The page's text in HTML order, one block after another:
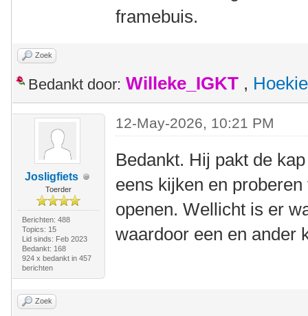
framebuis.
Zoek
Bedankt door: Willeke_IGKT , Hoekie
Josligfiets
Toerder
Berichten: 488
Topics: 15
Lid sinds: Feb 2023
Bedankt: 168
924 x bedankt in 457
berichten
12-May-2026, 10:21 PM
Bedankt. Hij pakt de
eens kijken en
openen. Wellicht is er
waardoor een en ander
Zoek